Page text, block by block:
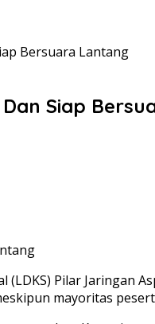
Bersuara Lantang
Siap
Pilar Jaringan
mayoritas